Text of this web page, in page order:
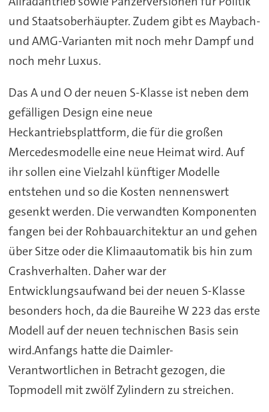
und Staatsoberhäupter. Zudem gibt es Maybach-
und AMG-Varianten mit noch mehr Dampf und
noch mehr Luxus.
Das A und O der neuen S-Klasse ist neben dem
gefälligen Design eine neue
Heckantriebsplattform, die für die großen
Mercedesmodelle eine neue Heimat wird. Auf
ihr sollen eine Vielzahl künftiger Modelle
entstehen und so die Kosten nennenswert
gesenkt werden. Die verwandten Komponenten
fangen bei der Rohbauarchitektur an und gehen
über Sitze oder die Klimaautomatik bis hin zum
Crashverhalten. Daher war der
Entwicklungsaufwand bei der neuen S-Klasse
besonders hoch, da die Baureihe W 223 das erste
Modell auf der neuen technischen Basis sein
wird.Anfangs hatte die Daimler-
Verantwortlichen in Betracht gezogen, die
Topmodell mit zwölf Zylindern zu streichen.